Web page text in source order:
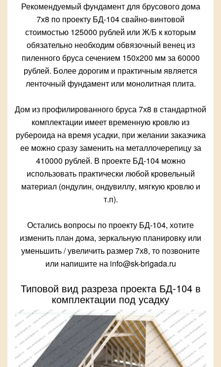
Рекомендуемый фундамент для брусового дома
7х8 по проекту БД-104 свайно-винтовой
стоимостью 125000 рублей или Ж/Б к которым
обязательно необходим обвязочный венец из
пиленного бруса сечением 150х200 мм за 60000
рублей. Более дорогим и практичным является
ленточный фундамент или монолитная плита.
Дом из профилированного бруса 7х8 в стандартной
комплектации имеет временную кровлю из
рубероида на время усадки, при желании заказчика
ее можно сразу заменить на металлочерепицу за
410000 рублей. В проекте БД-104 можно
использовать практически любой кровельный
материал (ондулин, ондувиллу, мягкую кровлю и
т.п).
Остались вопросы по проекту БД-104, хотите
изменить план дома, зеркальную планировку или
уменьшить / увеличить размер 7х8, то позвоните
или напишите на info@sk-brigada.ru
Типовой вид разреза проекта БД-104 в
комплектации под усадку